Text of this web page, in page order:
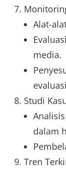
Alat-
media.
Studi
dalam
Tren